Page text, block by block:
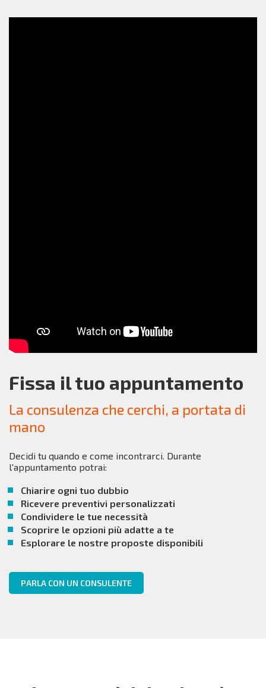
Fissa il tuo appuntamento
La consulenza che cerchi, a portata di
mano
Decidi tu quando e come incontrarci. Durante
l'appuntamento potrai:
Chiarire ogni tuo dubbio
Ricevere preventivi personalizzati
Condividere le tue necessità
Scoprire le opzioni più adatte a te
Esplorare le nostre proposte disponibili
PARLA CON UN CONSULENTE